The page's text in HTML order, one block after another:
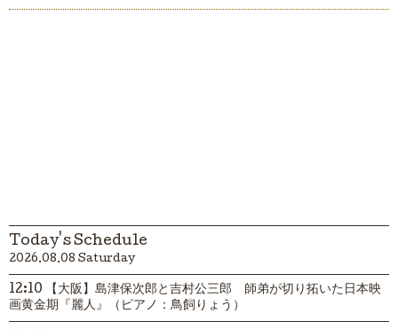
Today's Schedule
2026.08.08 Saturday
12:10 【大阪】島津保次郎と吉村公三郎 師弟が切り拓いた日本映
画黄金期『麗人』（ピアノ：鳥飼りょう）